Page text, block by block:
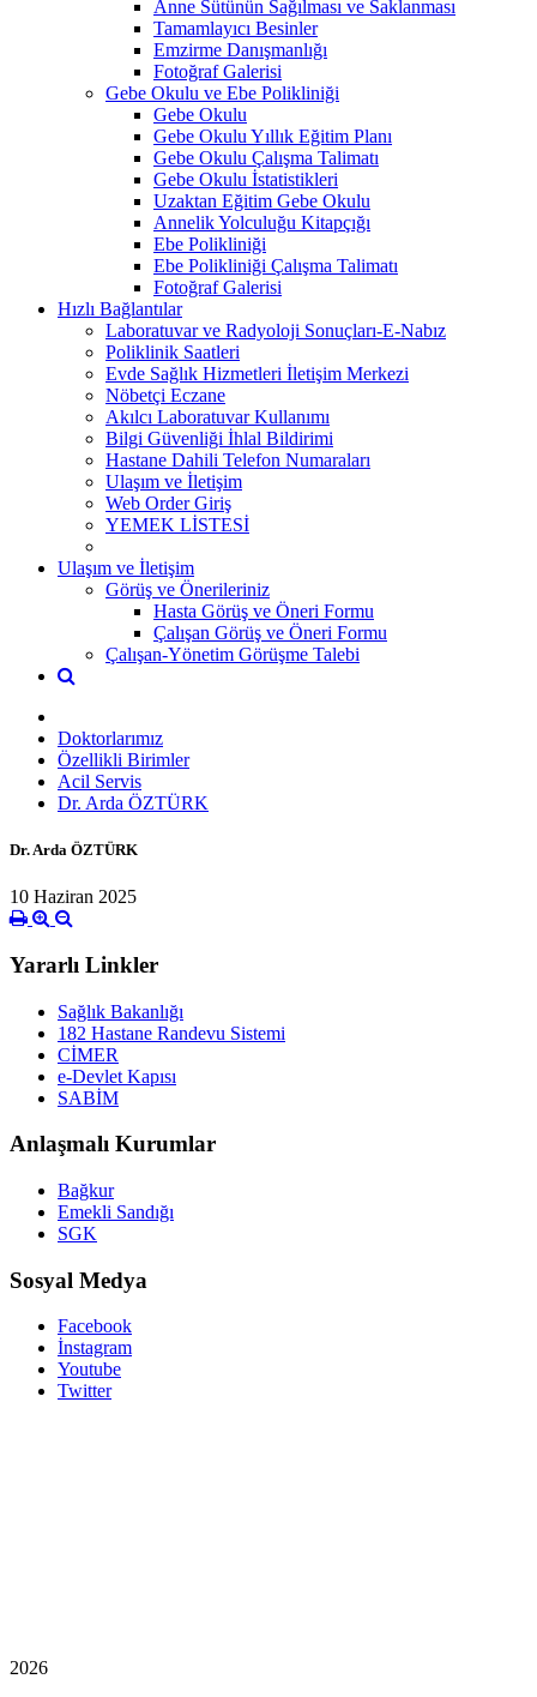
Anne Sütünün Sağılması ve Saklanması
Tamamlayıcı Besinler
Emzirme Danışmanlığı
Fotoğraf Galerisi
Gebe Okulu ve Ebe Polikliniği
Gebe Okulu
Gebe Okulu Yıllık Eğitim Planı
Gebe Okulu Çalışma Talimatı
Gebe Okulu İstatistikleri
Uzaktan Eğitim Gebe Okulu
Annelik Yolculuğu Kitapçığı
Ebe Polikliniği
Ebe Polikliniği Çalışma Talimatı
Fotoğraf Galerisi
Hızlı Bağlantılar
Laboratuvar ve Radyoloji Sonuçları-E-Nabız
Poliklinik Saatleri
Evde Sağlık Hizmetleri İletişim Merkezi
Nöbetçi Eczane
Akılcı Laboratuvar Kullanımı
Bilgi Güvenliği İhlal Bildirimi
Hastane Dahili Telefon Numaraları
Ulaşım ve İletişim
Web Order Giriş
YEMEK LİSTESİ
Ulaşım ve İletişim
Görüş ve Önerileriniz
Hasta Görüş ve Öneri Formu
Çalışan Görüş ve Öneri Formu
Çalışan-Yönetim Görüşme Talebi
Doktorlarımız
Özellikli Birimler
Acil Servis
Dr. Arda ÖZTÜRK
Dr. Arda ÖZTÜRK
10 Haziran 2025
Yararlı Linkler
Sağlık Bakanlığı
182 Hastane Randevu Sistemi
CİMER
e-Devlet Kapısı
SABİM
Anlaşmalı Kurumlar
Bağkur
Emekli Sandığı
SGK
Sosyal Medya
Facebook
İnstagram
Youtube
Twitter
2026